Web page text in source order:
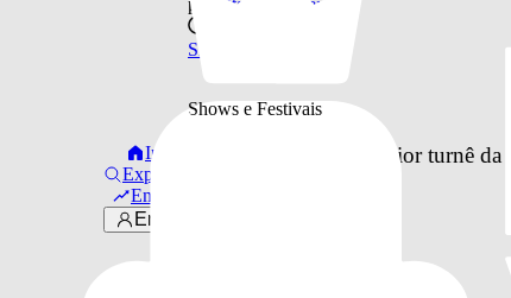
Início
Explorar
Em alta
Entrar
Shows e Festivais
Shows e Festivais
Os Garotin anuncia maior turnê da